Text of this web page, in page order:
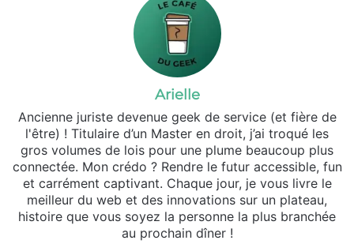
Arielle
Ancienne juriste devenue geek de service (et fière de
l'être) ! Titulaire d’un Master en droit, j’ai troqué les
gros volumes de lois pour une plume beaucoup plus
connectée. Mon crédo ? Rendre le futur accessible, fun
et carrément captivant. Chaque jour, je vous livre le
meilleur du web et des innovations sur un plateau,
histoire que vous soyez la personne la plus branchée
au prochain dîner !